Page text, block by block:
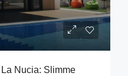
Nucia: Slimme